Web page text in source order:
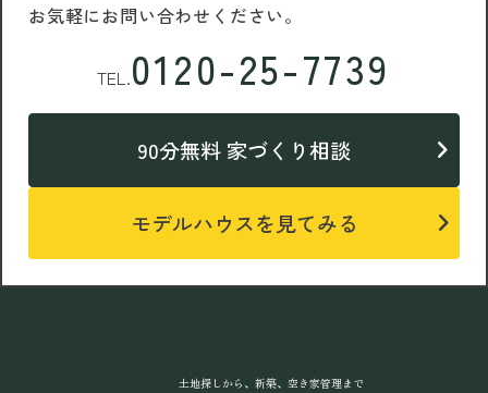
お気軽にお問い合わせください。
TEL.0120-25-7739
90分無料 家づくり相談
モデルハウスを見てみる
土地探しから、新築、空き家管理まで